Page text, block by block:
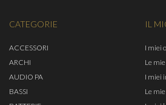
CATEGORIE
ACCESSORI
ARCHI
AUDIO PA
BASSI
IL
I miei
Le
I miei
Le